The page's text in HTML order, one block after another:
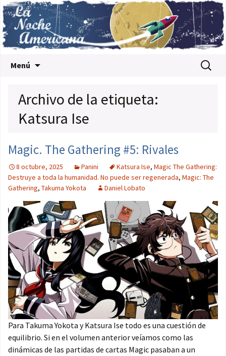
Menú Buscar:
Archivo de la etiqueta:
Katsura Ise
Magic. The Gathering #5: Rivales
8 octubre, 2025 Panini Katsura Ise, Magic The Gathering:
Destruye a toda la humanidad. No puede ser regenerada, Magic: The
Gathering, Takuma Yokota Daniel Lobato
Para Takuma Yokota y Katsura Ise todo es una cuestión de
equilibrio. Si en el volumen anterior veíamos como las
dinámicas de las partidas de cartas Magic pasaban a un